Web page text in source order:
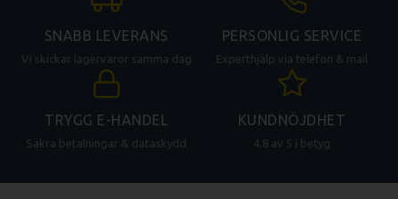
SNABB LEVERANS
Vi skickar lagervaror samma dag
PERSONLIG SERVICE
Experthjälp via telefon & mail
TRYGG E-HANDEL
Säkra betalningar & dataskydd
KUNDNÖJDHET
4.8 av 5 i betyg